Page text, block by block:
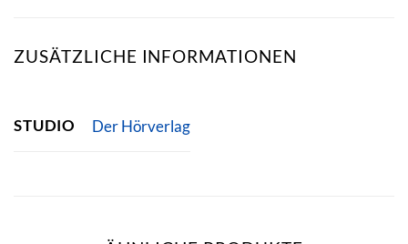
ZUSÄTZLICHE INFORMATIONEN
STUDIO Der Hörverlag